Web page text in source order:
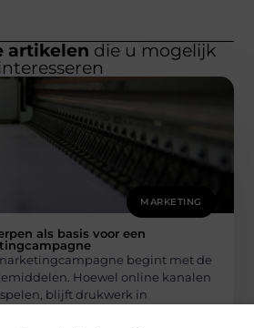
artikelen die u mogelijk
interesseren
MARKETING
als basis voor een
begint met de
Hoewel online kanalen
blijft drukwerk in